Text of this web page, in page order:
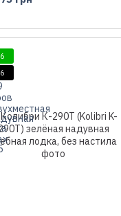
+ фанерный пайол
6
6